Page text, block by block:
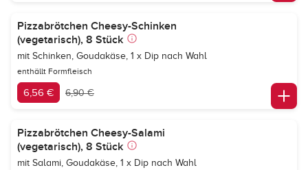
Pizzabrötchen Cheesy-Schinken
(vegetarisch), 8 Stück
mit Schinken, Goudakäse, 1 x Dip nach Wahl
enthällt Formfleisch
6,56 € 6,90 €
Pizzabrötchen Cheesy-Salami
(vegetarisch), 8 Stück
mit Salami, Goudakäse, 1 x Dip nach Wahl